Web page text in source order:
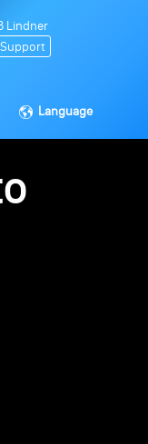
Lindner
Support
Language